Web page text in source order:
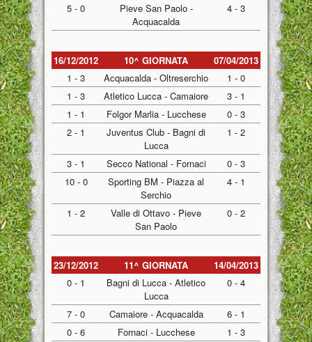
5 - 0
Pieve San Paolo -
Acquacalda
4 - 3
16/12/2012 10^ GIORNATA
07/04/2013
1 - 3
Acquacalda - Oltreserchio
1 - 0
1 - 3
Atletico Lucca - Camaiore
3 - 1
1 - 1
Folgor Marlia - Lucchese
0 - 3
2 - 1
Juventus Club - Bagni di
Lucca
1 - 2
3 - 1 Secco National - Fornaci
0 - 3
10 - 0
Sporting BM - Piazza al
Serchio
4 - 1
1 - 2
Valle di Ottavo - Pieve
San Paolo
0 - 2
23/12/2012 11^ GIORNATA
14/04/2013
0 - 1
Bagni di Lucca - Atletico
Lucca
0 - 4
7 - 0 Camaiore - Acquacalda
6 - 1
0 - 6
Fornaci - Lucchese
1 - 3